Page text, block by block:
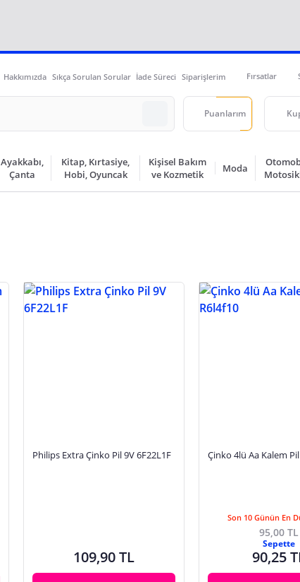
Hakkımızda Sıkça Sorulan Sorular İade Süreci Siparişlerim Fırsatlar
Puanlarım
Ayakkabı,
Çanta
Kitap, Kırtasiye,
Hobi, Oyuncak
Kişisel Bakım
ve Kozmetik
Moda
Philips Extra Çinko Pil 9V 6F22L1F
109,90 TL
Çinko 4lü Aa Kalem
Son 10 Günün En
95,00 TL
Sepette
90,25